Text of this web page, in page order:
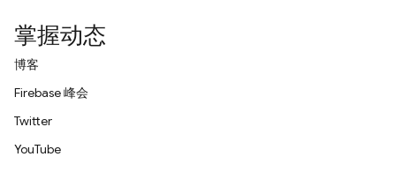
掌握动态
博客
Firebase 峰会
Twitter
YouTube